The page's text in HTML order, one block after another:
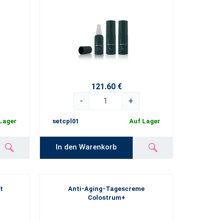
121.60 €
-
+
setcpl01 Auf Lager
In den Warenkorb
Anti-Aging-Tagescreme
Colostrum+